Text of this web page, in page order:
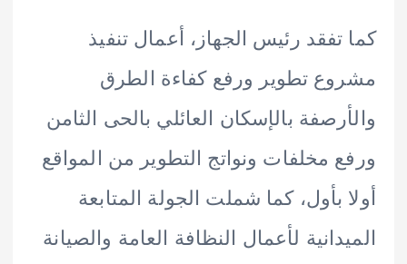
رئيس الجهاز، أعمال تنفيذ
تطوير ورفع كفاءة الطرق
بالإسكان العائلي بالحى الثامن
مخلفات ونواتج التطوير من المواقع
بأول، كما شملت الجولة المتابعة
لأعمال النظافة العامة والصيانة